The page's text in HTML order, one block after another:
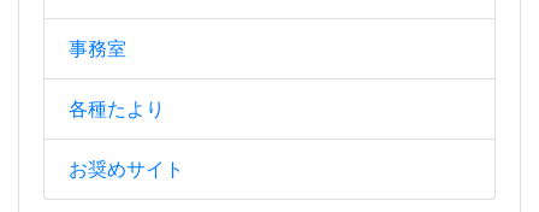
事務室
各種たより
お奨めサイト